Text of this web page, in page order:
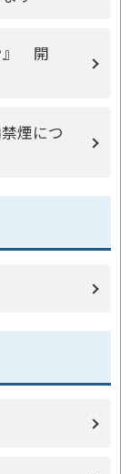
』 開
煙につ